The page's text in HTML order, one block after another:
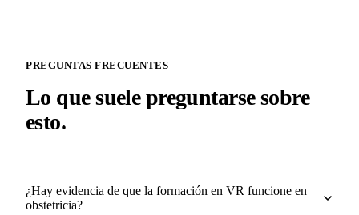
PREGUNTAS FRECUENTES
Lo que suele preguntarse sobre
esto.
¿Hay evidencia de que la formación en VR funcione en
obstetricia?